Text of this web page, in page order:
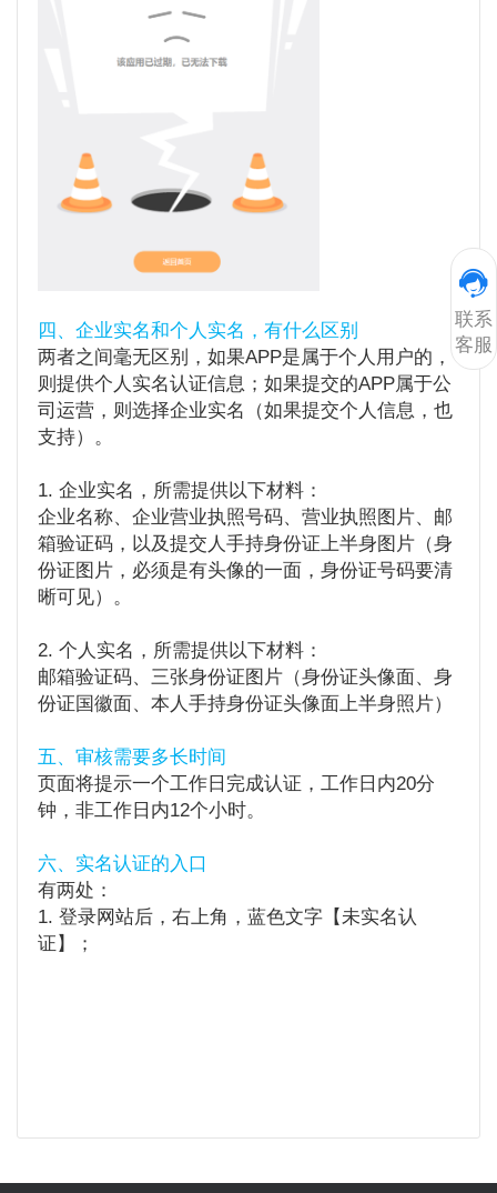
四、企业实名和个人实名，有什么区别
两者之间毫无区别，如果APP是属于个人用户的，
则提供个人实名认证信息；如果提交的APP属于公
司运营，则选择企业实名（如果提交个人信息，也
支持）。
1. 企业实名，所需提供以下材料：
企业名称、企业营业执照号码、营业执照图片、邮
箱验证码，以及提交人手持身份证上半身图片（身
份证图片，必须是有头像的一面，身份证号码要清
晰可见）。
2. 个人实名， 所需提供以下材料：
邮箱验证码、三张身份证图片（身份证头像面、身
份证国徽面、本人手持身份证头像面上半身照片）
五、审核需要多长时间
页面将提示一个工作日完成认证，工作日内20分
钟，非工作日内12个小时。
六、实名认证的入口
有两处：
1. 登录网站后，右上角，蓝色文字【未实名认
证】；
联系
客服